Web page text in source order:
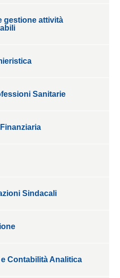
gestione attività
Sanitarie
Sindacali
Contabilità Analitica